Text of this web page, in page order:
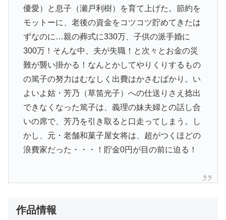
優愛）と息子（瀬戸利樹）を育て上げた。節約を
モットーに、老後の資金をコツコツ貯めてきたは
ずなのに…親の葬式に330万、子供の派手婚に
300万！そんな中、夫が失職！と次々とお金の災
難が襲い掛かる！なんとかしてやりくりするもの
の篤子の努力はむなしく出費はかさむばかり。い
よいよ姑・芳乃（草笛光子）への仕送りさえ捻出
できなくなった篤子は、義理の妹夫婦との話し合
いの席で、芳乃を引き取ると口走ってしまう。し
かし、元・老舗和菓子屋女将は、超がつくほどの
浪費家だった・・・！貯金0円が目の前に迫る！
作品情報